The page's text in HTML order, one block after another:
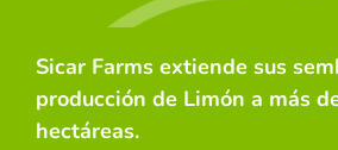
Sicar Farms extiende sus
producción de Limón a más
hectáreas.